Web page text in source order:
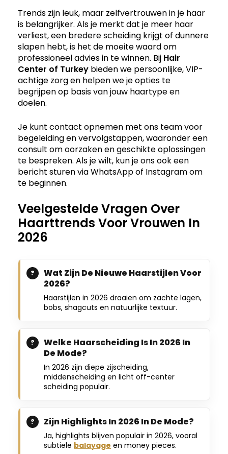
Trends zijn leuk, maar zelfvertrouwen in je haar
is belangrijker. Als je merkt dat je meer haar
verliest, een bredere scheiding krijgt of dunnere
slapen hebt, is het de moeite waard om
professioneel advies in te winnen. Bij Hair
Center of Turkey bieden we persoonlijke, VIP-
achtige zorg en helpen we je opties te
begrijpen op basis van jouw haartype en
doelen.
Je kunt contact opnemen met ons team voor
begeleiding en vervolgstappen, waaronder een
consult om oorzaken en geschikte oplossingen
te bespreken. Als je wilt, kun je ons ook een
bericht sturen via WhatsApp of Instagram om
te beginnen.
Veelgestelde Vragen Over
Haarttrends Voor Vrouwen In
2026
Wat Zijn De Nieuwe Haarstijlen Voor
2026?
Haarstijlen in 2026 draaien om zachte lagen,
bobs, shagcuts en natuurlijke textuur.
Welke Haarscheiding Is In 2026 In
De Mode?
In 2026 zijn diepe zijscheiding,
middenscheiding en licht off-center
scheiding populair.
Zijn Highlights In 2026 In De Mode?
Ja, highlights blijven populair in 2026, vooral
subtiele balayage en money pieces.